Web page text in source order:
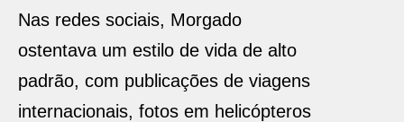
Nas redes sociais, Morgado
ostentava um estilo de vida de alto
padrão, com publicações de viagens
internacionais, fotos em helicópteros